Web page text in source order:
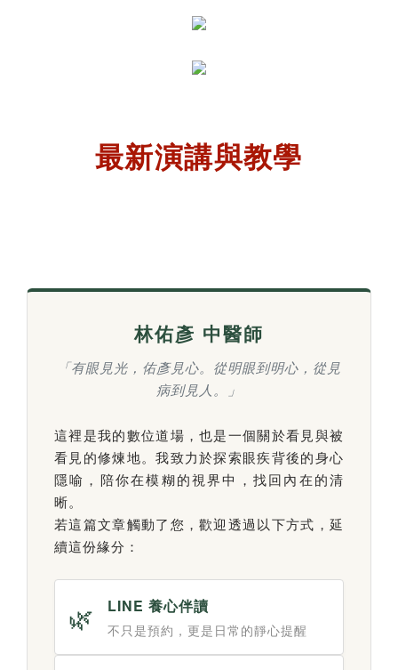
最新演講與教學
林佑彥 中醫師
「有眼見光，佑彥見心。從明眼到明心，從見
病到見人。」
這裡是我的數位道場，也是一個關於看見與被
看見的修煉地。我致力於探索眼疾背後的身心
隱喻，陪你在模糊的視界中，找回內在的清
晰。
若這篇文章觸動了您，歡迎透過以下方式，延
續這份緣分：
🌿 LINE 養心伴讀
不只是預約，更是日常的靜心提醒